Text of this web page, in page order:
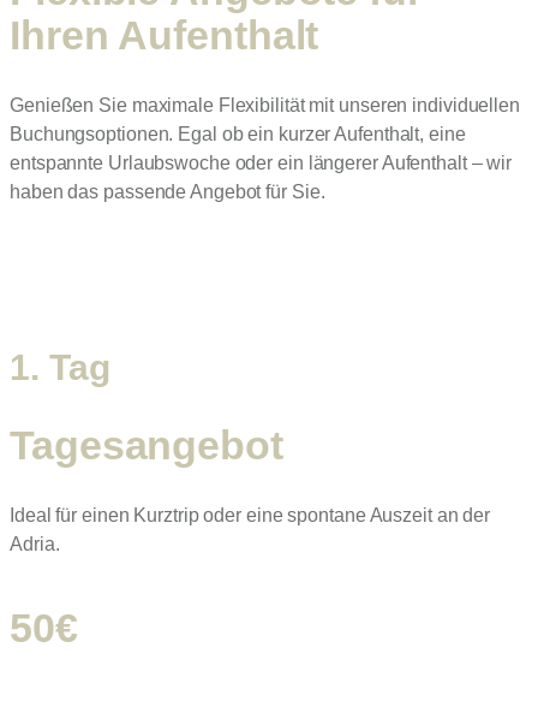
Ihren Aufenthalt
Genießen Sie maximale Flexibilität mit unseren individuellen
Buchungsoptionen. Egal ob ein kurzer Aufenthalt, eine
entspannte Urlaubswoche oder ein längerer Aufenthalt – wir
haben das passende Angebot für Sie.
1. Tag
Tagesangebot
Ideal für einen Kurztrip oder eine spontane Auszeit an der
Adria.
50€